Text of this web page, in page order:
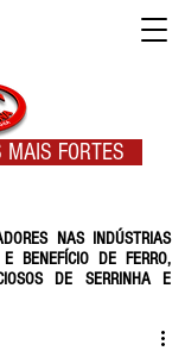
NAS INDÚSTRIAS
BENEFÍCIO DE FERRO,
DE SERRINHA E
MAIS FORTES